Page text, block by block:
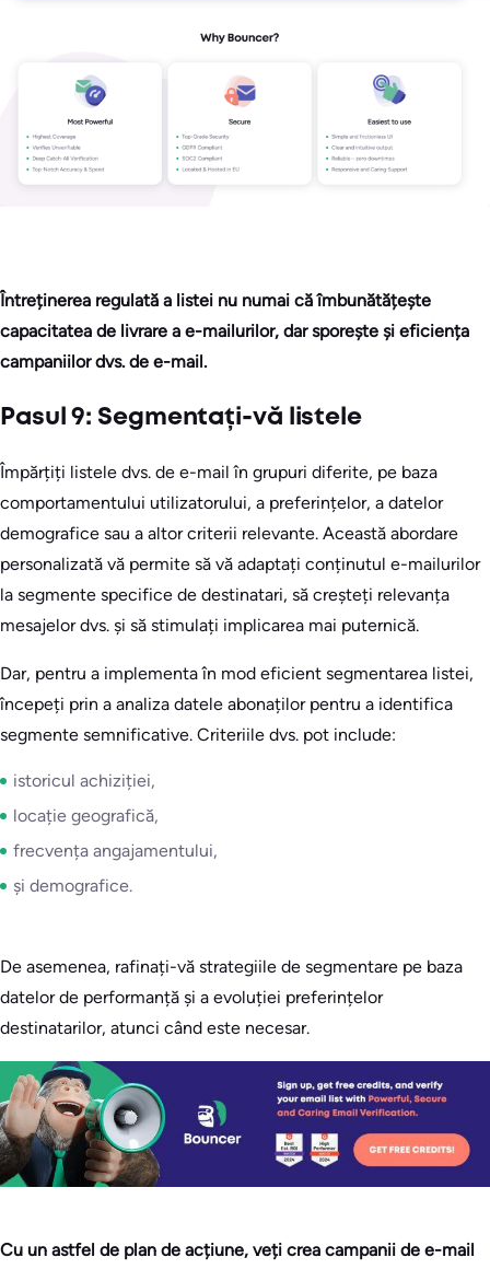
Întreținerea regulată a listei nu numai că îmbunătățește
capacitatea de livrare a e-mailurilor, dar sporește și eficiența
campaniilor dvs. de e-mail.
Pasul 9: Segmentați-vă listele
Împărțiți listele dvs. de e-mail în grupuri diferite, pe baza
comportamentului utilizatorului, a preferințelor, a datelor
demografice sau a altor criterii relevante. Această abordare
personalizată vă permite să vă adaptați conținutul e-mailurilor
la segmente specifice de destinatari, să creșteți relevanța
mesajelor dvs. și să stimulați implicarea mai puternică.
Dar, pentru a implementa în mod eficient segmentarea listei,
începeți prin a analiza datele abonaților pentru a identifica
segmente semnificative. Criteriile dvs. pot include:
istoricul achiziției,
locație geografică,
frecvența angajamentului,
și demografice.
De asemenea, rafinați-vă strategiile de segmentare pe baza
datelor de performanță și a evoluției preferințelor
destinatarilor, atunci când este necesar.
Cu un astfel de plan de acțiune, veți crea campanii de e-mail